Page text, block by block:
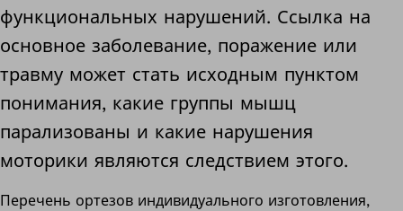
функциональных нарушений. Ссылка на
основное заболевание, поражение или
травму может стать исходным пунктом
понимания, какие группы мышц
парализованы и какие нарушения
моторики являются следствием этого.
Перечень ортезов индивидуального изготовления,